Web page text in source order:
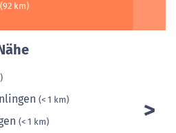
(92 km)
(< 1 km)
(< 1 km)